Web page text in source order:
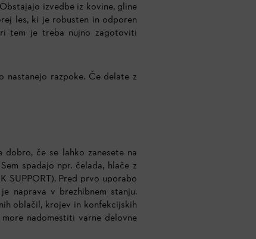
izvedbe iz kovine, gline
les, ki je robusten in odporen
tem je treba nujno zagotoviti
nastanejo razpoke. Če delate z
če se lahko zanesete na
spadajo npr. čelada, hlače z
SUPPORT). Pred prvo uporabo
naprava v brezhibnem stanju.
oblačil, krojev in konfekcijskih
nadomestiti varne delovne